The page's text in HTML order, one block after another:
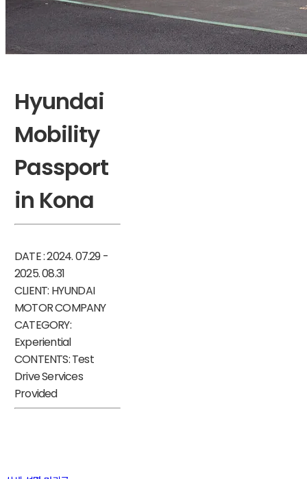
Hyundai
Mobility
Passport
in Kona
DATE : 2024. 07.29 -
2025. 08.31
CLIENT: HYUNDAI
MOTOR COMPANY
CATEGORY:
Experiential
CONTENTS: Test
Drive Services
Provided